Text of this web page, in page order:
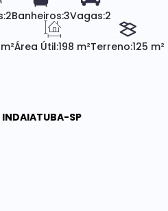
2Banheiros:3Vagas:2
Área Útil:198 m²Terreno:125 m²
INDAIATUBA-SP